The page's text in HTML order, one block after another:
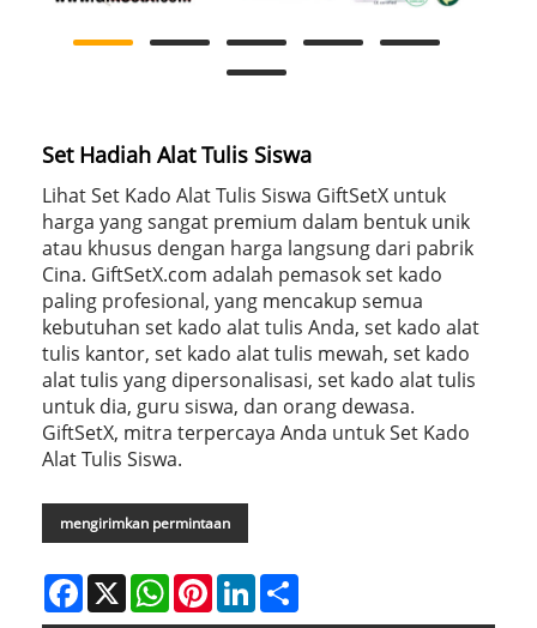
Set Hadiah Alat Tulis Siswa
Lihat Set Kado Alat Tulis Siswa GiftSetX untuk
harga yang sangat premium dalam bentuk unik
atau khusus dengan harga langsung dari pabrik
Cina. GiftSetX.com adalah pemasok set kado
paling profesional, yang mencakup semua
kebutuhan set kado alat tulis Anda, set kado alat
tulis kantor, set kado alat tulis mewah, set kado
alat tulis yang dipersonalisasi, set kado alat tulis
untuk dia, guru siswa, dan orang dewasa.
GiftSetX, mitra terpercaya Anda untuk Set Kado
Alat Tulis Siswa.
mengirimkan permintaan
Facebook
X WhatsAppPinterestLinkedIn